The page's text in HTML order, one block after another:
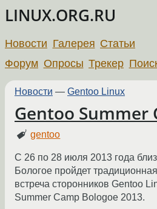
LINUX.ORG.RU
Новости Галерея Статьи
Форум Опросы Трекер
Новости — Gentoo Linux
Gentoo Summer
gentoo
С 26 по 28 июля 2013 года
Бологое пройдет
встреча сторонников Gentoo
Summer Camp Bologoe 2013.